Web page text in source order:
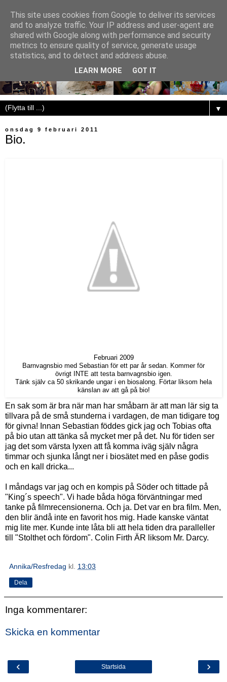
▼
onsdag 9 februari 2011
Bio.
Februari 2009
Barnvagnsbio med Sebastian för ett par år sedan. Kommer för
övrigt INTE att testa barnvagnsbio igen.
Tänk själv ca 50 skrikande ungar i en biosalong. Förtar liksom hela
känslan av att gå på bio!
En sak som är bra när man har småbarn är att man lär sig ta
tillvara på de små stunderna i vardagen, de man tidigare tog
för givna! Innan Sebastian föddes gick jag och Tobias ofta
på bio utan att tänka så mycket mer på det. Nu för tiden ser
jag det som värsta lyxen att få komma iväg själv några
timmar och sjunka långt ner i biosätet med en påse godis
och en kall dricka...
I måndags var jag och en kompis på Söder och tittade på
"King´s speech". Vi hade båda höga förväntningar med
tanke på filmrecensionerna. Och ja. Det var en bra film. Men,
den blir ändå inte en favorit hos mig. Hade kanske väntat
mig lite mer. Kunde inte låta bli att hela tiden dra paralleller
till "Stolthet och fördom". Colin Firth ÄR liksom Mr. Darcy.
Annika/Resfredag kl. 13:03
Dela
Inga kommentarer:
Skicka en kommentar
‹ ›
Startsida
This site uses cookies from Google to deliver its services
and to analyze traffic. Your IP address and user-agent are
shared with Google along with performance and security
metrics to ensure quality of service, generate usage
statistics, and to detect and address abuse.
LEARN MORE GOT IT